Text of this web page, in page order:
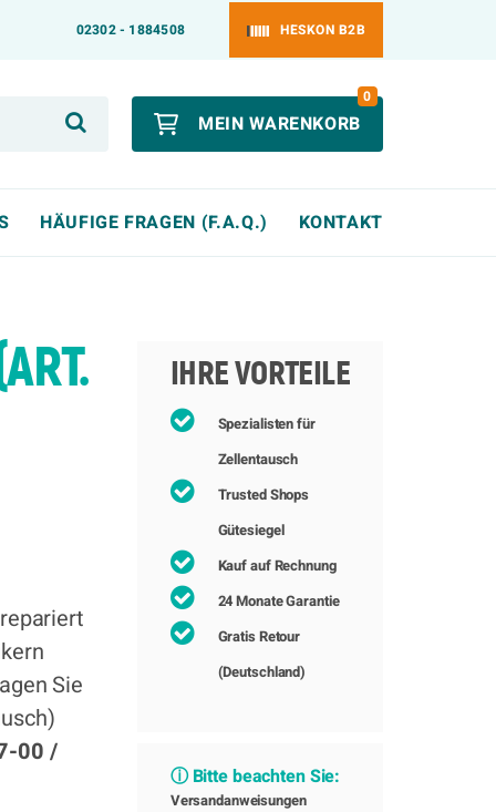
02302 - 1884508 HESKON B2B
MEIN WARENKORB
0
HÄUFIGE FRAGEN (F.A.Q.) KONTAKT
Sie
00 /
IHRE VORTEILE
Spezialisten für
Zellentausch
Trusted Shops
Gütesiegel
Kauf auf Rechnung
24 Monate Garantie
Gratis Retour
(Deutschland)
ⓘ Bitte beachten Sie:
Versandanweisungen